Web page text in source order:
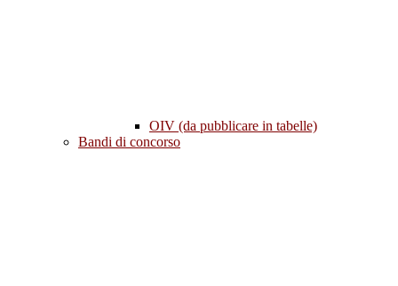
OIV (da pubblicare in tabelle)
Bandi di concorso